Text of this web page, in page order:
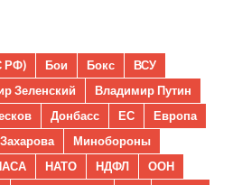
РФ) Бои Бокс
ВСУ
Зеленский
Владимир Путин
Донбасс ЕС
Европа
Минобороны
НАТО НДФЛ
ООН